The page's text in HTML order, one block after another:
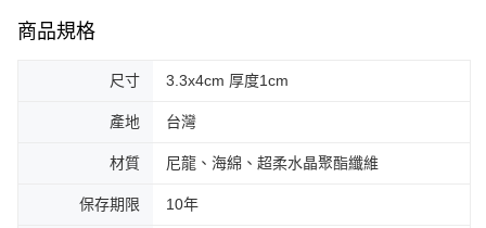
相關說明
【關於「AFTEE先享後付」】
２．便利：只要手機號碼，簡訊認證，即可結帳。
１．於結帳方式選擇「AFTEE先享後付」後，將跳轉至「AFTEE先享後付」
每筆NT$65，滿NT$499(含以上)免運費
付款後全家取貨
商品規格
尺寸 3.3x4cm 厚度1cm
產地 台灣
材質 尼龍、海綿、超柔水晶聚酯纖維
保存期限 10年